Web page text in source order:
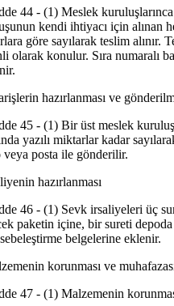
44 - (1) Meslek
kendi ihtiyacı için alınan
göre sayılarak teslim alınır.
olarak konulur. Sıra numaralı
hazırlanması ve
45 - (1) Bir üst meslek
yazılı miktarlar kadar
veya posta ile gönderilir.
hazırlanması
46 - (1) Sevk irsaliyeleri üç
paketin içine, bir sureti depoda
belgelerine eklenir.
korunması ve
47 - (1) Malzemenin